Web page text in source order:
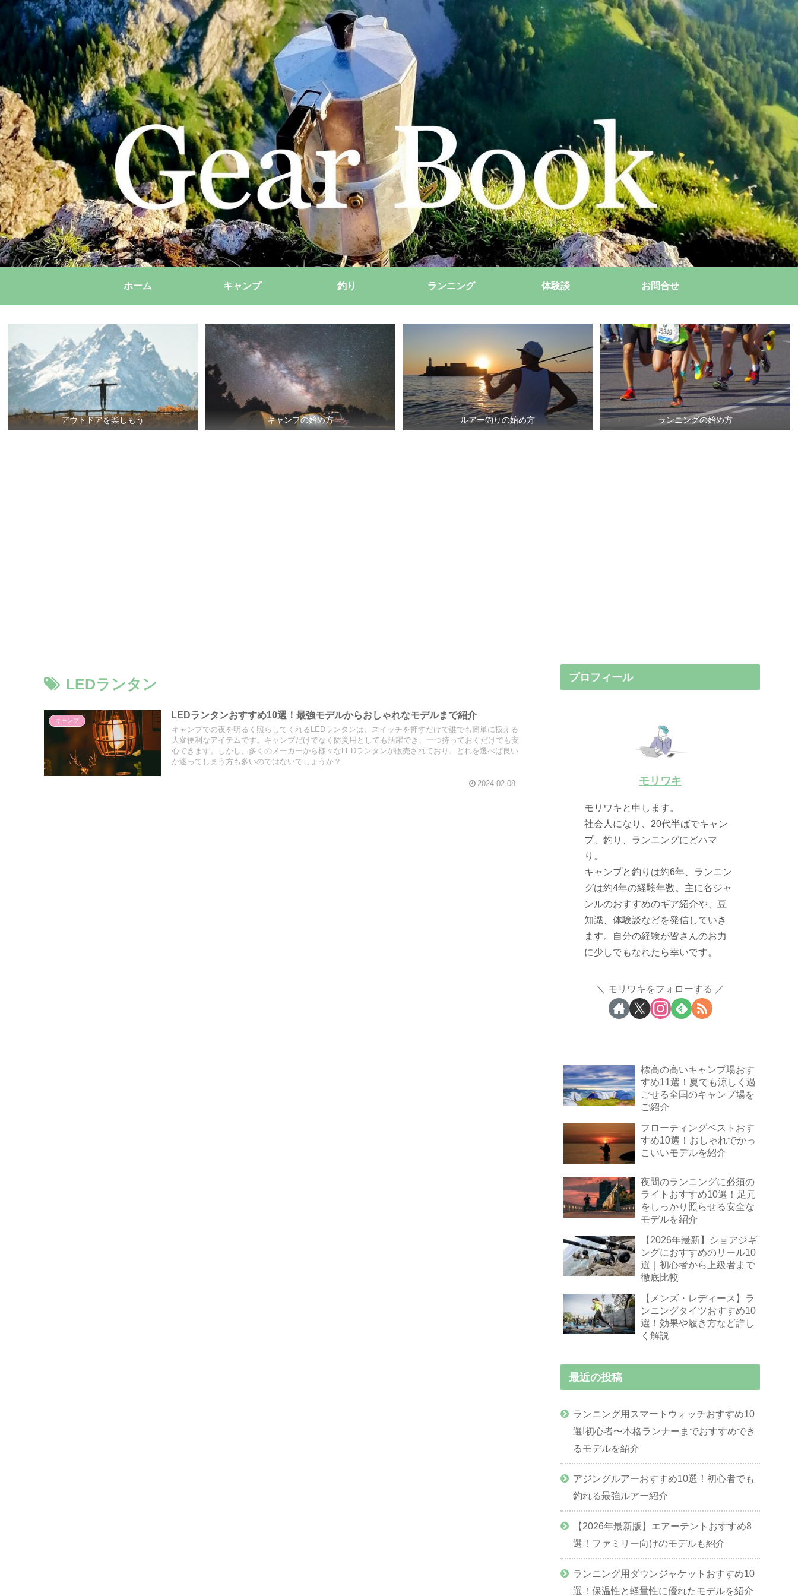
ホーム キャンプ 釣り ランニング 体験談 お問合せ
アウトドアを楽しもう キャンプの始め方 ルアー釣りの始め方 ランニングの始め方
LEDランタン
キャンプ
LEDランタンおすすめ10選！最強モデルからおしゃれなモデルまで紹介
キャンプでの夜を明るく照らしてくれるLEDランタンは、スイッチを押すだけで誰でも簡単に扱える
大変便利なアイテムです。キャンプだけでなく防災用としても活躍でき、一つ持っておくだけでも安
心できます。しかし、多くのメーカーから様々なLEDランタンが販売されており、どれを選べば良い
か迷ってしまう方も多いのではないでしょうか？
2024.02.08
プロフィール
モリワキ
モリワキと申します。
社会人になり、20代半ばでキャン
プ、釣り、ランニングにどハマ
り。
キャンプと釣りは約6年、ランニン
グは約4年の経験年数。主に各ジャ
ンルのおすすめのギア紹介や、豆
知識、体験談などを発信していき
ます。自分の経験が皆さんのお力
に少しでもなれたら幸いです。
モリワキをフォローする
標高の高いキャンプ場おす
すめ11選！夏でも涼しく過
ごせる全国のキャンプ場を
ご紹介
フローティングベストおす
すめ10選！おしゃれでかっ
こいいモデルを紹介
夜間のランニングに必須の
ライトおすすめ10選！足元
をしっかり照らせる安全な
モデルを紹介
【2026年最新】ショアジギ
ングにおすすめのリール10
選｜初心者から上級者まで
徹底比較
【メンズ・レディース】ラ
ンニングタイツおすすめ10
選！効果や履き方など詳し
く解説
最近の投稿
ランニング用スマートウォッチおすすめ10
選!初心者〜本格ランナーまでおすすめでき
るモデルを紹介
アジングルアーおすすめ10選！初心者でも
釣れる最強ルアー紹介
【2026年最新版】エアーテントおすすめ8
選！ファミリー向けのモデルも紹介
ランニング用ダウンジャケットおすすめ10
選！保温性と軽量性に優れたモデルを紹介